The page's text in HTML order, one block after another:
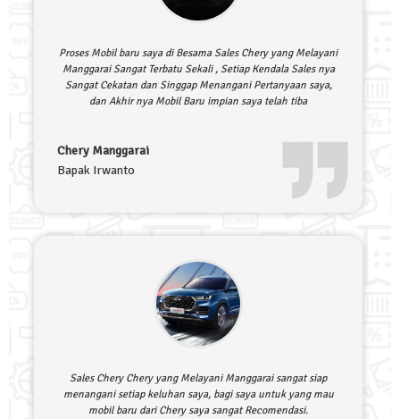
Proses Mobil baru saya di Besama Sales Chery yang Melayani
Manggarai Sangat Terbatu Sekali , Setiap Kendala Sales nya
Sangat Cekatan dan Singgap Menangani Pertanyaan saya,
dan Akhir nya Mobil Baru impian saya telah tiba
Chery Manggarai
Bapak Irwanto
Sales Chery Chery yang Melayani Manggarai sangat siap
menangani setiap keluhan saya, bagi saya untuk yang mau
mobil baru dari Chery saya sangat Recomendasi.